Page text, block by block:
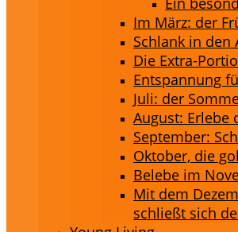
Im März: der
Schlank in den
Die Extra-
Entspannung
Juli: der
August: Erlebe
September:
Oktober, die
Belebe im
Mit dem
schließt sich